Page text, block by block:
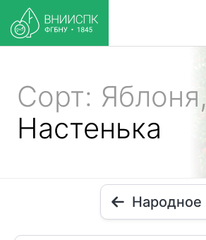
Сорт: Яблоня,
Настенька
Народное